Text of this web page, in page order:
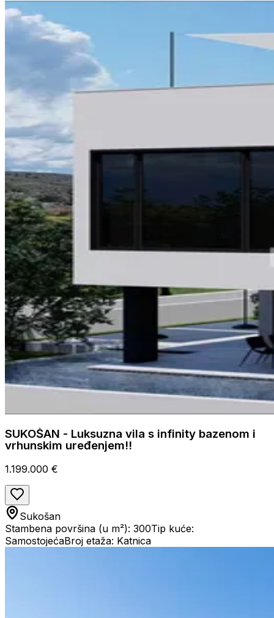
SUKOŠAN - Luksuzna vila s infinity bazenom i
vrhunskim uređenjem!!
1.199.000 €
Sukošan
Stambena površina (u m²): 300Tip kuće:
SamostojećaBroj etaža: Katnica